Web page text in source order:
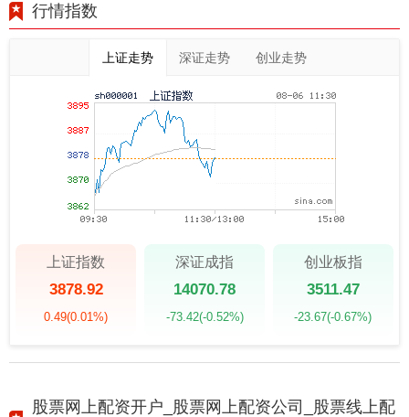
行情指数
上证走势 深证走势 创业走势
上证指数
3878.92
0.49(0.01%)
深证成指
14070.78
-73.42(-0.52%)
创业板指
3511.47
-23.67(-0.67%)
股票网上配资开户_股票网上配资公司_股票线上配